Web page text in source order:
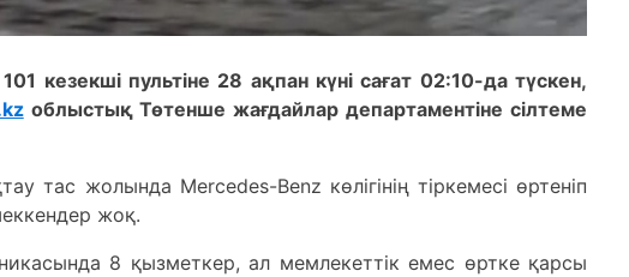
кезекші пультіне 28 ақпан күні сағат 02:10-да түскен,
облыстық Төтенше жағдайлар департаментіне сілтеме
тас жолында Mercedes-Benz көлігінің тіркемесі өртеніп
жоқ.
8 қызметкер, ал мемлекеттік емес өртке қарсы